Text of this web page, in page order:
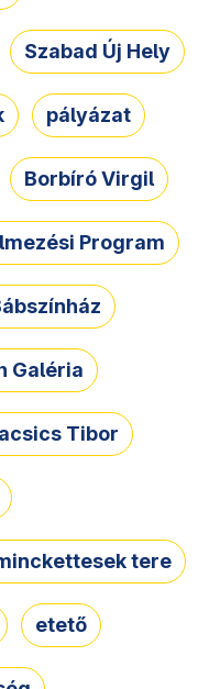
Szabad Új Hely
pályázat
Borbíró Virgil
Program
Galéria
Tibor
tere
etető